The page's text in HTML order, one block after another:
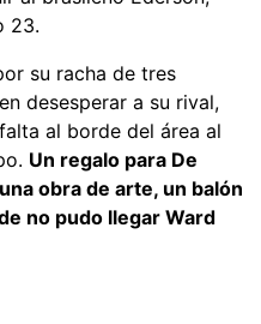
23.
su racha de tres
desesperar a su rival,
al borde del área al
Un regalo para De
obra de arte, un balón
no pudo llegar Ward